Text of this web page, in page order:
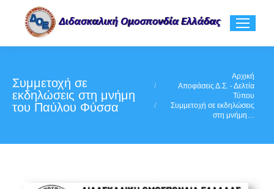
Συμμετοχή σε
εκδηλώσεις στη μνήμη
του Παύλου Φύσσα
Αρχική
Αποφάσεις Δ.Σ. - Δελτία
Τύπου
Συμμετοχή σε εκδηλώσεις
στη μνήμη…